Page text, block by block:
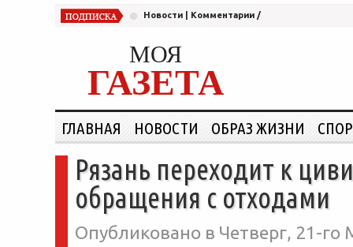
Новости Комментарии /
МОЯ
ГАЗЕТА
ГЛАВНАЯ НОВОСТИ ОБРАЗ ЖИЗНИ
Рязань переходит к
обращения с отходами
Опубликовано в Четверг, 21-го